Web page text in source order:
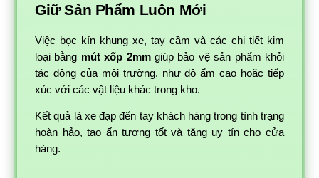
Giữ Sản Phẩm Luôn Mới
Việc bọc kín khung xe, tay cầm và các chi tiết kim
loại bằng mút xốp 2mmgiúp bảo vệ sản phẩm khỏi
tác động của môi trường, như độ ẩm cao hoặc tiếp
xúc với các vật liệu khác trong kho.
Kết quả là xe đạp đến tay khách hàng trong tình trạng
hoàn hảo, tạo ấn tượng tốt và tăng uy tín cho cửa
hàng.